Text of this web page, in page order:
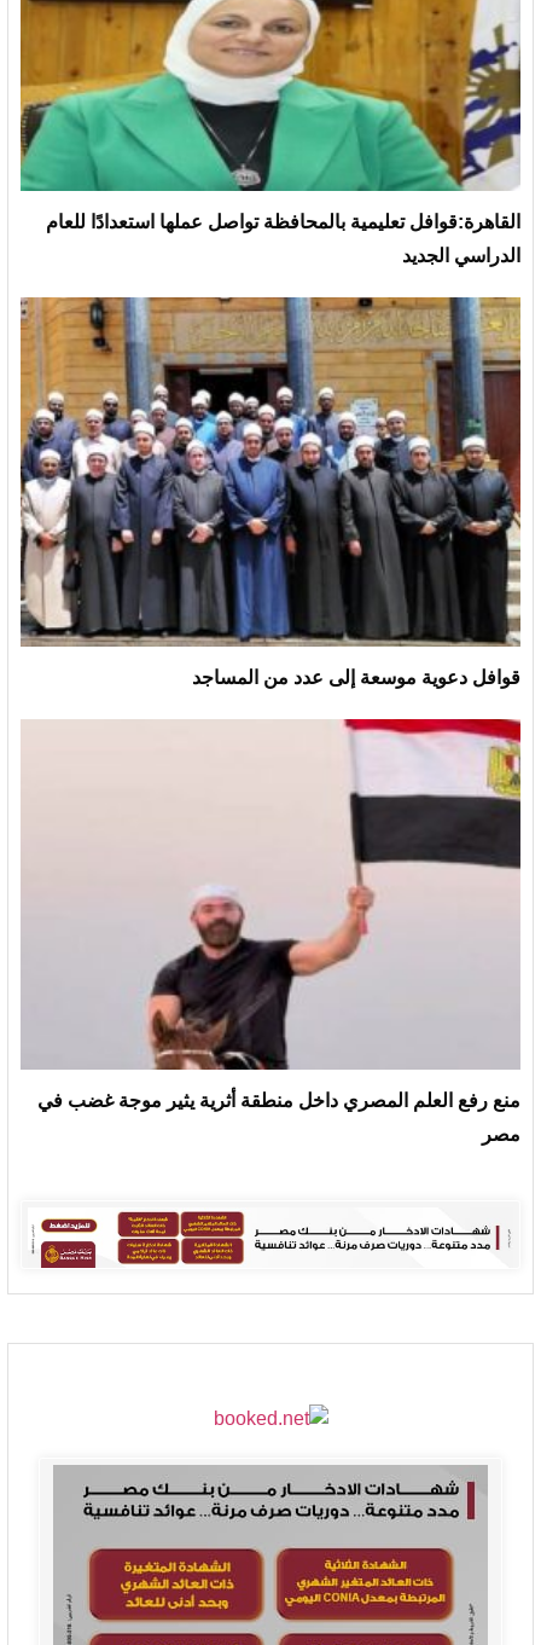
القاهرة:قوافل تعليمية بالمحافظة تواصل عملها استعدادًا للعام
الدراسي الجديد
قوافل دعوية موسعة إلى عدد من المساجد
منع رفع العلم المصري داخل منطقة أثرية يثير موجة غضب في
مصر